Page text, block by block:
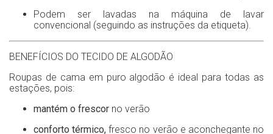
Podem ser lavadas na máquina de lavar
convencional (seguindo as instruções da etiqueta).
BENEFÍCIOS DO TECIDO DE ALGODÃO
Roupas de cama em puro algodão é ideal para todas as
estações, pois:
mantém o frescor no verão
conforto térmico,fresco no verão e aconchegante no